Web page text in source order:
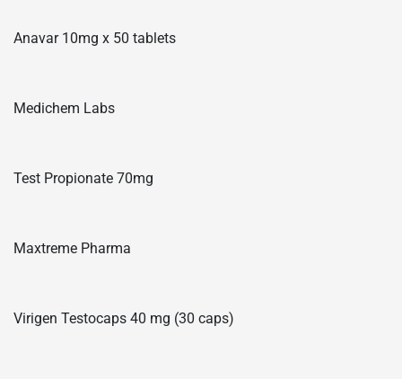
Anavar 10mg x 50 tablets
Medichem Labs
Test Propionate 70mg
Maxtreme Pharma
Virigen Testocaps 40 mg (30 caps)